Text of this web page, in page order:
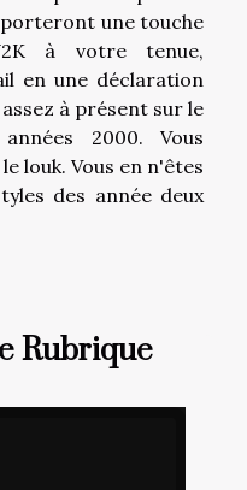
une touche
à votre tenue,
en une déclaration
à présent sur le
2000. Vous
louk. Vous en n'êtes
des année deux
Rubrique